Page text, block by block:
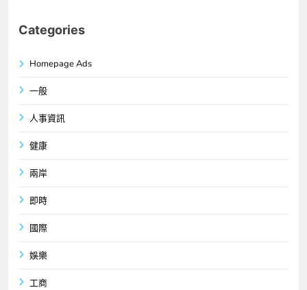
Categories
Homepage Ads
一般
人事資訊
健康
兩岸
即時
國際
娛樂
工商